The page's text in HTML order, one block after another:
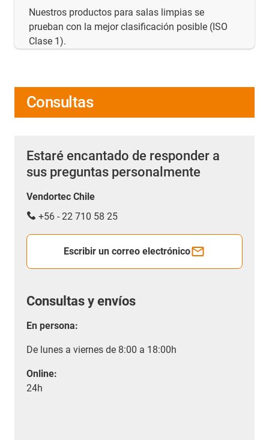
Nuestros productos para salas limpias se
prueban con la mejor clasificación posible (ISO
Clase 1).
Consultas
Estaré encantado de responder a
sus preguntas personalmente
Vendortec Chile
+56 - 22 710 58 25
Escribir un correo electrónico
Consultas y envíos
En persona:
De lunes a viernes de 8:00 a 18:00h
Online:
24h